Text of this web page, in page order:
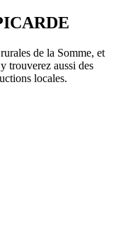
de la Somme, et
trouverez aussi des
locales.